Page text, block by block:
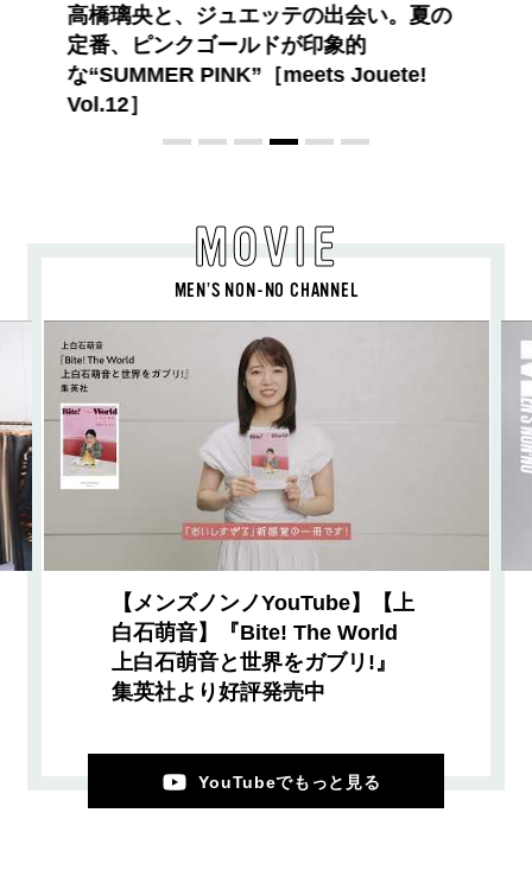
夏のパーマ、さらにあか抜け。N.（エヌ
ドット）のスタイリングアイテムで作る
旬ヘアのテクニックを、人気３サロンに
教わった！
MOVIE
MEN’S NON-NO CHANNEL
【メンズノンノYouTube】【上
白石萌音】『Bite! The World
上白石萌音と世界をガブリ!』
集英社より好評発売中
YouTubeでもっと見る